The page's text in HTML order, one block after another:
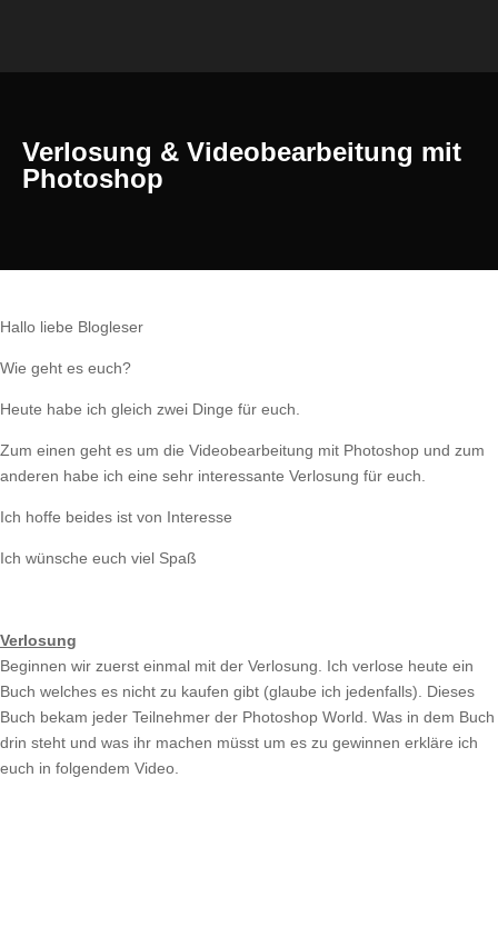
Verlosung & Videobearbeitung mit
Photoshop
Hallo liebe Blogleser
Wie geht es euch?
Heute habe ich gleich zwei Dinge für euch.
Zum einen geht es um die Videobearbeitung mit Photoshop und zum
anderen habe ich eine sehr interessante Verlosung für euch.
Ich hoffe beides ist von Interesse
Ich wünsche euch viel Spaß
Verlosung
Beginnen wir zuerst einmal mit der Verlosung. Ich verlose heute ein
Buch welches es nicht zu kaufen gibt (glaube ich jedenfalls). Dieses
Buch bekam jeder Teilnehmer der Photoshop World. Was in dem Buch
drin steht und was ihr machen müsst um es zu gewinnen erkläre ich
euch in folgendem Video.